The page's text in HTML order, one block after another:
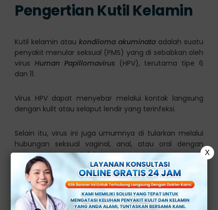
Pengertian Kutil Kelamin
Kutil kelamin atau kondiloma akuminata adalah suatu
penyakit menular seksual (PMS) yang di sebabkan oleh
virus Human Papillomavirus(HPV), terutama tipe 6
dan 11.
Virus HPV dapat menyebar melalui kontak langsung
dengan kulit atau selaput lendir yang terinfeksi.
Selain itu, virus ini juga umumnya di tularkan melalui
hubungan seksual vaginal, anal, atau oral dengan
seseorang yang terinfeksi.
Gejala Kutil kelamin
X